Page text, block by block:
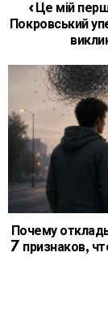
«Це мій
Покровський
Почему
7 признаков,